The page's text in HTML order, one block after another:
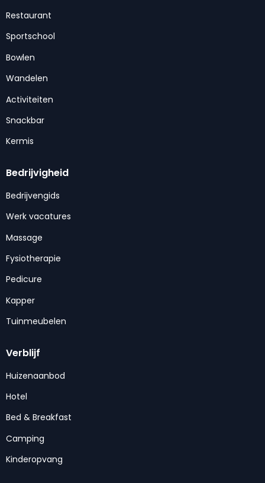
Restaurant
Sportschool
Bowlen
Wandelen
Activiteiten
Snackbar
Kermis
Bedrijvigheid
Bedrijvengids
Werk vacatures
Massage
Fysiotherapie
Pedicure
Kapper
Tuinmeubelen
Verblijf
Huizenaanbod
Hotel
Bed & Breakfast
Camping
Kinderopvang